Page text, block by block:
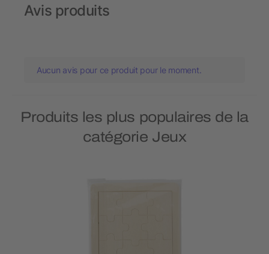
Avis produits
Aucun avis pour ce produit pour le moment.
Produits les plus populaires de la
catégorie Jeux